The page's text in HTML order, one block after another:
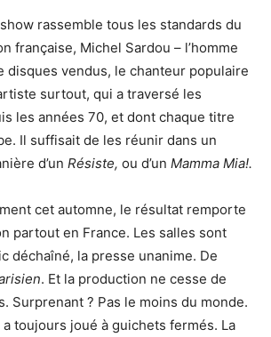
rassemble tous les standards du
française, Michel Sardou – l’homme
disques vendus, le chanteur populaire
surtout, qui a traversé les
les années 70, et dont chaque titre
Il suffisait de les réunir dans un
d’un Résiste, ou d’un Mamma Mia!.
cet automne, le résultat remporte
partout en France. Les salles sont
déchaîné, la presse unanime. De
. Et la production ne cesse de
Surprenant ? Pas le moins du monde.
toujours joué à guichets fermés. La